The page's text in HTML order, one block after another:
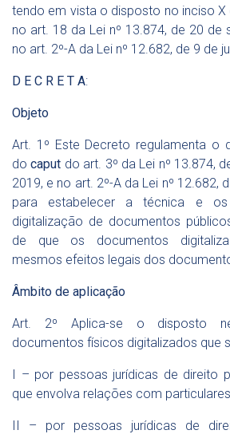
tendo em vista o disposto no inciso X
no art. 18 da Lei nº 13.874, de 20 de
no art. 2º-A da Lei nº 12.682, de 9 de
D E C R E T A:
Objeto
Art. 1º Este Decreto regulamenta o
docaput do art. 3º da Lei nº 13.874,
2019, e no art. 2º-A da Lei nº 12.682,
para estabelecer a técnica e
digitalização de documentos
de que os documentos
mesmos efeitos legais dos
Âmbito de aplicação
Art. 2º Aplica-se o disposto
documentos físicos digitalizados que
I – por pessoas jurídicas de direito
que envolva relações com
II – por pessoas jurídicas de